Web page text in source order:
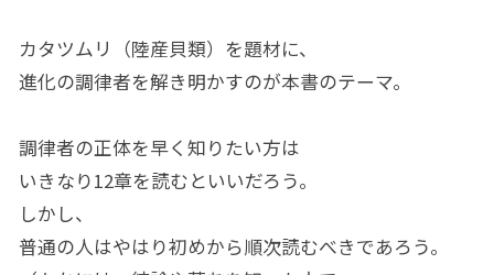
カタツムリ（陸産貝類）を題材に、
進化の調律者を解き明かすのが本書のテーマ。
調律者の正体を早く知りたい方は
いきなり12章を読むといいだろう。
しかし、
普通の人はやはり初めから順次読むべきであろう。